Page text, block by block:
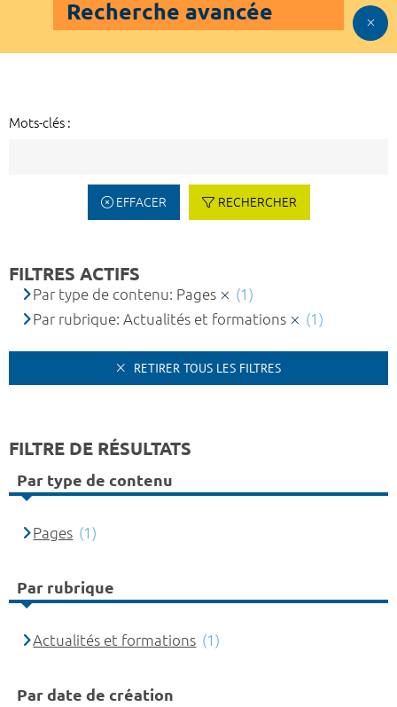
Recherche avancée
Mots-clés :
EFFACER RECHERCHER
FILTRES ACTIFS
Par type de contenu: Pages
(1)
Par rubrique: Actualités et formations
(1)
RETIRER TOUS LES FILTRES
FILTRE DE RÉSULTATS
Par type de contenu
Pages (1)
Par rubrique
Actualités et formations (1)
Par date de création